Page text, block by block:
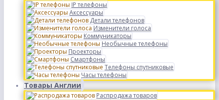
IP телефоны
Аксессуары
Детали телефонов
Изменители голоса
Коммуникаторы
Необычные телефоны
Проекторы
Смартфоны
Телефоны спутниковые
Часы телефоны
Товары Англии
Распродажа товаров